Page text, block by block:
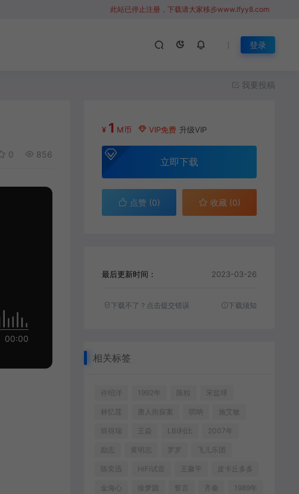
此站已停止注册，下载请大家移步www.lfyy8.com
登录
我要投稿
0 856
00:00
¥ 1 M币 VIP免费 升级VIP
立即下载
点赞 (0) 收藏 (0)
最后更新时间： 2023-03-26
下载不了？点击提交错误 下载须知
相关标签
许绍洋 1992年 陈粒 宋盐球
林忆莲 唐人街探案 唢呐 施艾敏
班得瑞 王焱 LBI利比 2007年
励志 黄明志 罗罗 飞儿乐团
陈奕迅 HiFi试音 王馨平 皮卡丘多多
金海心 徐梦圆 誓言 齐秦 1989年